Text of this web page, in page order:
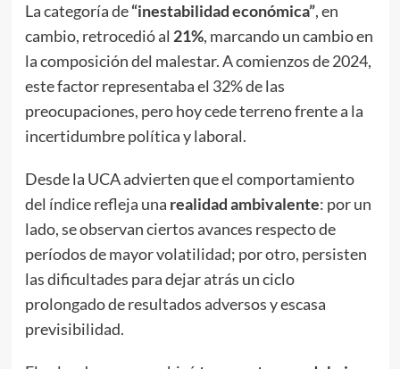
La categoría de“inestabilidad económica”, en
cambio, retrocedió al 21%, marcando un cambio en
la composición del malestar. A comienzos de 2024,
este factor representaba el 32% de las
preocupaciones, pero hoy cede terreno frente a la
incertidumbre política y laboral.
Desde la UCA advierten que el comportamiento
del índice refleja una realidad ambivalente: por un
lado, se observan ciertos avances respecto de
períodos de mayor volatilidad; por otro, persisten
las dificultades para dejar atrás un ciclo
prolongado de resultados adversos y escasa
previsibilidad.